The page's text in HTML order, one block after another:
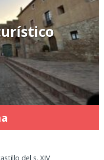
del s. XIV